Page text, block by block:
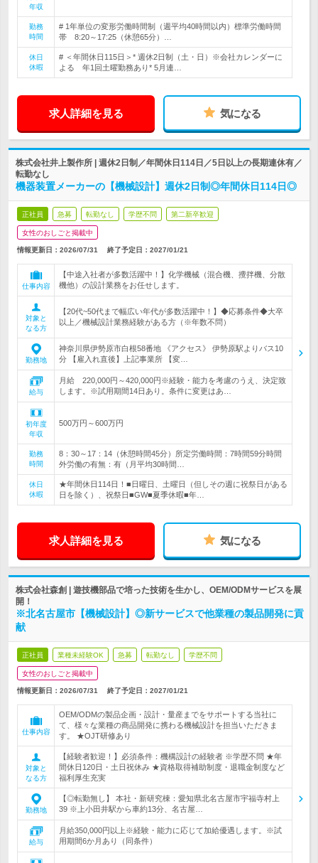
年収
勤務
時間
# 1年単位の変形労働時間制（週平均40時間以内）標準労働時間
帯 8:20～17:25（休憩65分）…
休日
休暇
# ＜年間休日115日＞* 週休2日制（土・日）※会社カレンダーに
よる 年1回土曜勤務あり* 5月連…
求人詳細を見る 気になる
株式会社井上製作所 | 週休2日制／年間休日114日／5日以上の長期連休有／
転勤なし
機器装置メーカーの【機械設計】週休2日制◎年間休日114日◎
正社員 急募 転勤なし 学歴不問 第二新卒歓迎
女性のおしごと掲載中
情報更新日：2026/07/31 終了予定日： 2027/01/21
仕事内容
【中途入社者が多数活躍中！】化学機械（混合機、攪拌機、分散
機他）の設計業務をお任せします。
対象と
なる方
【20代~50代まで幅広い年代が多数活躍中！】◆応募条件◆大卒
以上／機械設計業務経験がある方（※年数不問）
勤務地
神奈川県伊勢原市白根58番地 《アクセス》 伊勢原駅よりバス10
分 【雇入れ直後】上記事業所 【変…
給与
月給 220,000円～420,000円※経験・能力を考慮のうえ、決定致
します。※試用期間14日あり。条件に変更はあ…
初年度
年収
500万円～600万円
勤務
時間
8：30～17：14（休憩時間45分）所定労働時間：7時間59分時間
外労働の有無：有（月平均30時間…
休日
休暇
★年間休日114日！■日曜日、土曜日（但しその週に祝祭日がある
日を除く）、祝祭日■GW■夏季休暇■年…
求人詳細を見る 気になる
株式会社森創 | 遊技機部品で培った技術を生かし、OEM/ODMサービスを展
開！
※北名古屋市【機械設計】◎新サービスで他業種の製品開発に貢
献
正社員 業種未経験OK 急募 転勤なし 学歴不問
女性のおしごと掲載中
情報更新日：2026/07/31 終了予定日： 2027/01/21
仕事内容
OEM/ODMの製品企画・設計・量産までをサポートする当社に
て、様々な業種の商品開発に携わる機械設計を担当いただきま
す。 ★OJT研修あり
対象と
なる方
【経験者歓迎！】必須条件：機構設計の経験者 ※学歴不問 ★年
間休日120日・土日祝休み ★資格取得補助制度・退職金制度など
福利厚生充実
勤務地
【◎転勤無し】 本社・新研究棟：愛知県北名古屋市宇福寺村上
39 ※上小田井駅から車約13分、名古屋…
給与
月給350,000円以上※経験・能力に応じて加給優遇します。※試
用期間6か月あり（同条件）